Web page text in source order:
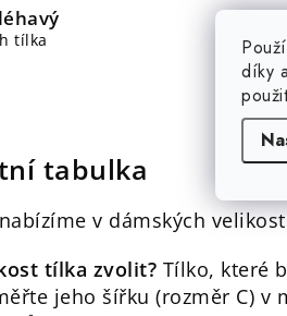
díky
tílka
tabulka
v dámských
tílka zvolit? Tílko, které
jeho šířku (rozměr C) v